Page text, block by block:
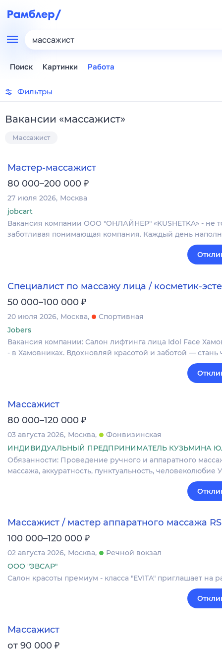
массажист
Поиск Картинки Работа
Фильтры
Вакансии «массажист»
Массажист
Мастер-массажист
80 000–200 000 ₽
27 июля 2026 Москва
jobcart
Вакансия компании ООО "ОНЛАЙНЕР" «KUSHETKA» - не
заботливая понимающая компания. Каждый день
Специалист по массажу лица / косметик-
50 000–100 000 ₽
20 июля 2026 Москва
Спортивная
Jobers
Вакансия компании: Салон лифтинга лица Idol Face
- в Хамовниках. Вдохновляй красотой и заботой —
Массажист
80 000–120 000 ₽
03 августа 2026 Москва
Фонвизинская
ИНДИВИДУАЛЬНЫЙ ПРЕДПРИНИМАТЕЛЬ КУЗЬМИНА
Обязанности: Проведение ручного и аппаратного
массажа, аккуратность, пунктуальность, человеколюбие
Массажист / мастер аппаратного массажа
100 000–120 000 ₽
02 августа 2026 Москва
Речной вокзал
ООО "ЭВСАР"
Салон красоты премиум - класса "EVITA" приглашает на
Массажист
от 90 000 ₽